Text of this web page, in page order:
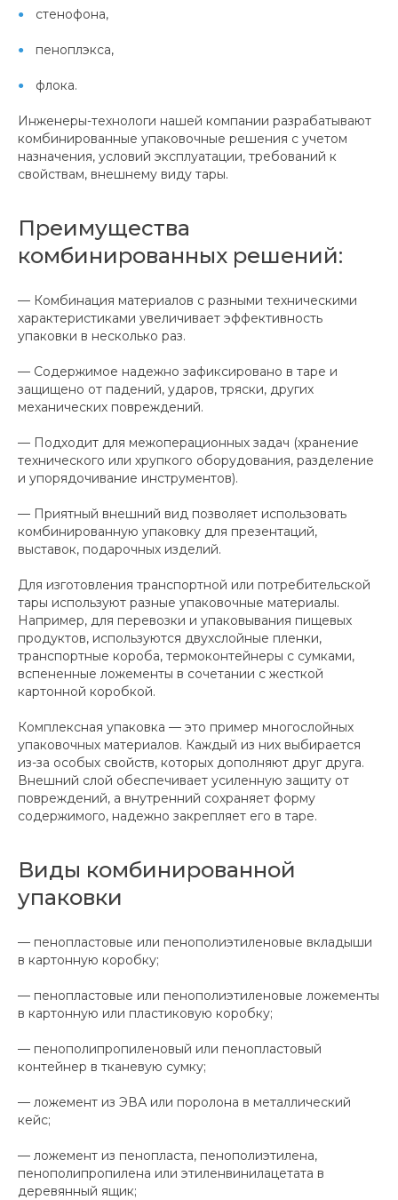
стенофона,
пеноплэкса,
флока.
Инженеры-технологи нашей компании разрабатывают
комбинированные упаковочные решения с учетом
назначения, условий эксплуатации, требований к
свойствам, внешнему виду тары.
Преимущества
комбинированных решений:
— Комбинация материалов с разными техническими
характеристиками увеличивает эффективность
упаковки в несколько раз.
— Содержимое надежно зафиксировано в таре и
защищено от падений, ударов, тряски, других
механических повреждений.
— Подходит для межоперационных задач (хранение
технического или хрупкого оборудования, разделение
и упорядочивание инструментов).
— Приятный внешний вид позволяет использовать
комбинированную упаковку для презентаций,
выставок, подарочных изделий.
Для изготовления транспортной или потребительской
тары используют разные упаковочные материалы.
Например, для перевозки и упаковывания пищевых
продуктов, используются двухслойные пленки,
транспортные короба, термоконтейнеры с сумками,
вспененные ложементы в сочетании с жесткой
картонной коробкой.
Комплексная упаковка — это пример многослойных
упаковочных материалов. Каждый из них выбирается
из-за особых свойств, которых дополняют друг друга.
Внешний слой обеспечивает усиленную защиту от
повреждений, а внутренний сохраняет форму
содержимого, надежно закрепляет его в таре.
Виды комбинированной
упаковки
— пенопластовые или пенополиэтиленовые вкладыши
в картонную коробку;
— пенопластовые или пенополиэтиленовые ложементы
в картонную или пластиковую коробку;
— пенополипропиленовый или пенопластовый
контейнер в тканевую сумку;
— ложемент из ЭВА или поролона в металлический
кейс;
— ложемент из пенопласта, пенополиэтилена,
пенополипропилена или этиленвинилацетата в
деревянный ящик;